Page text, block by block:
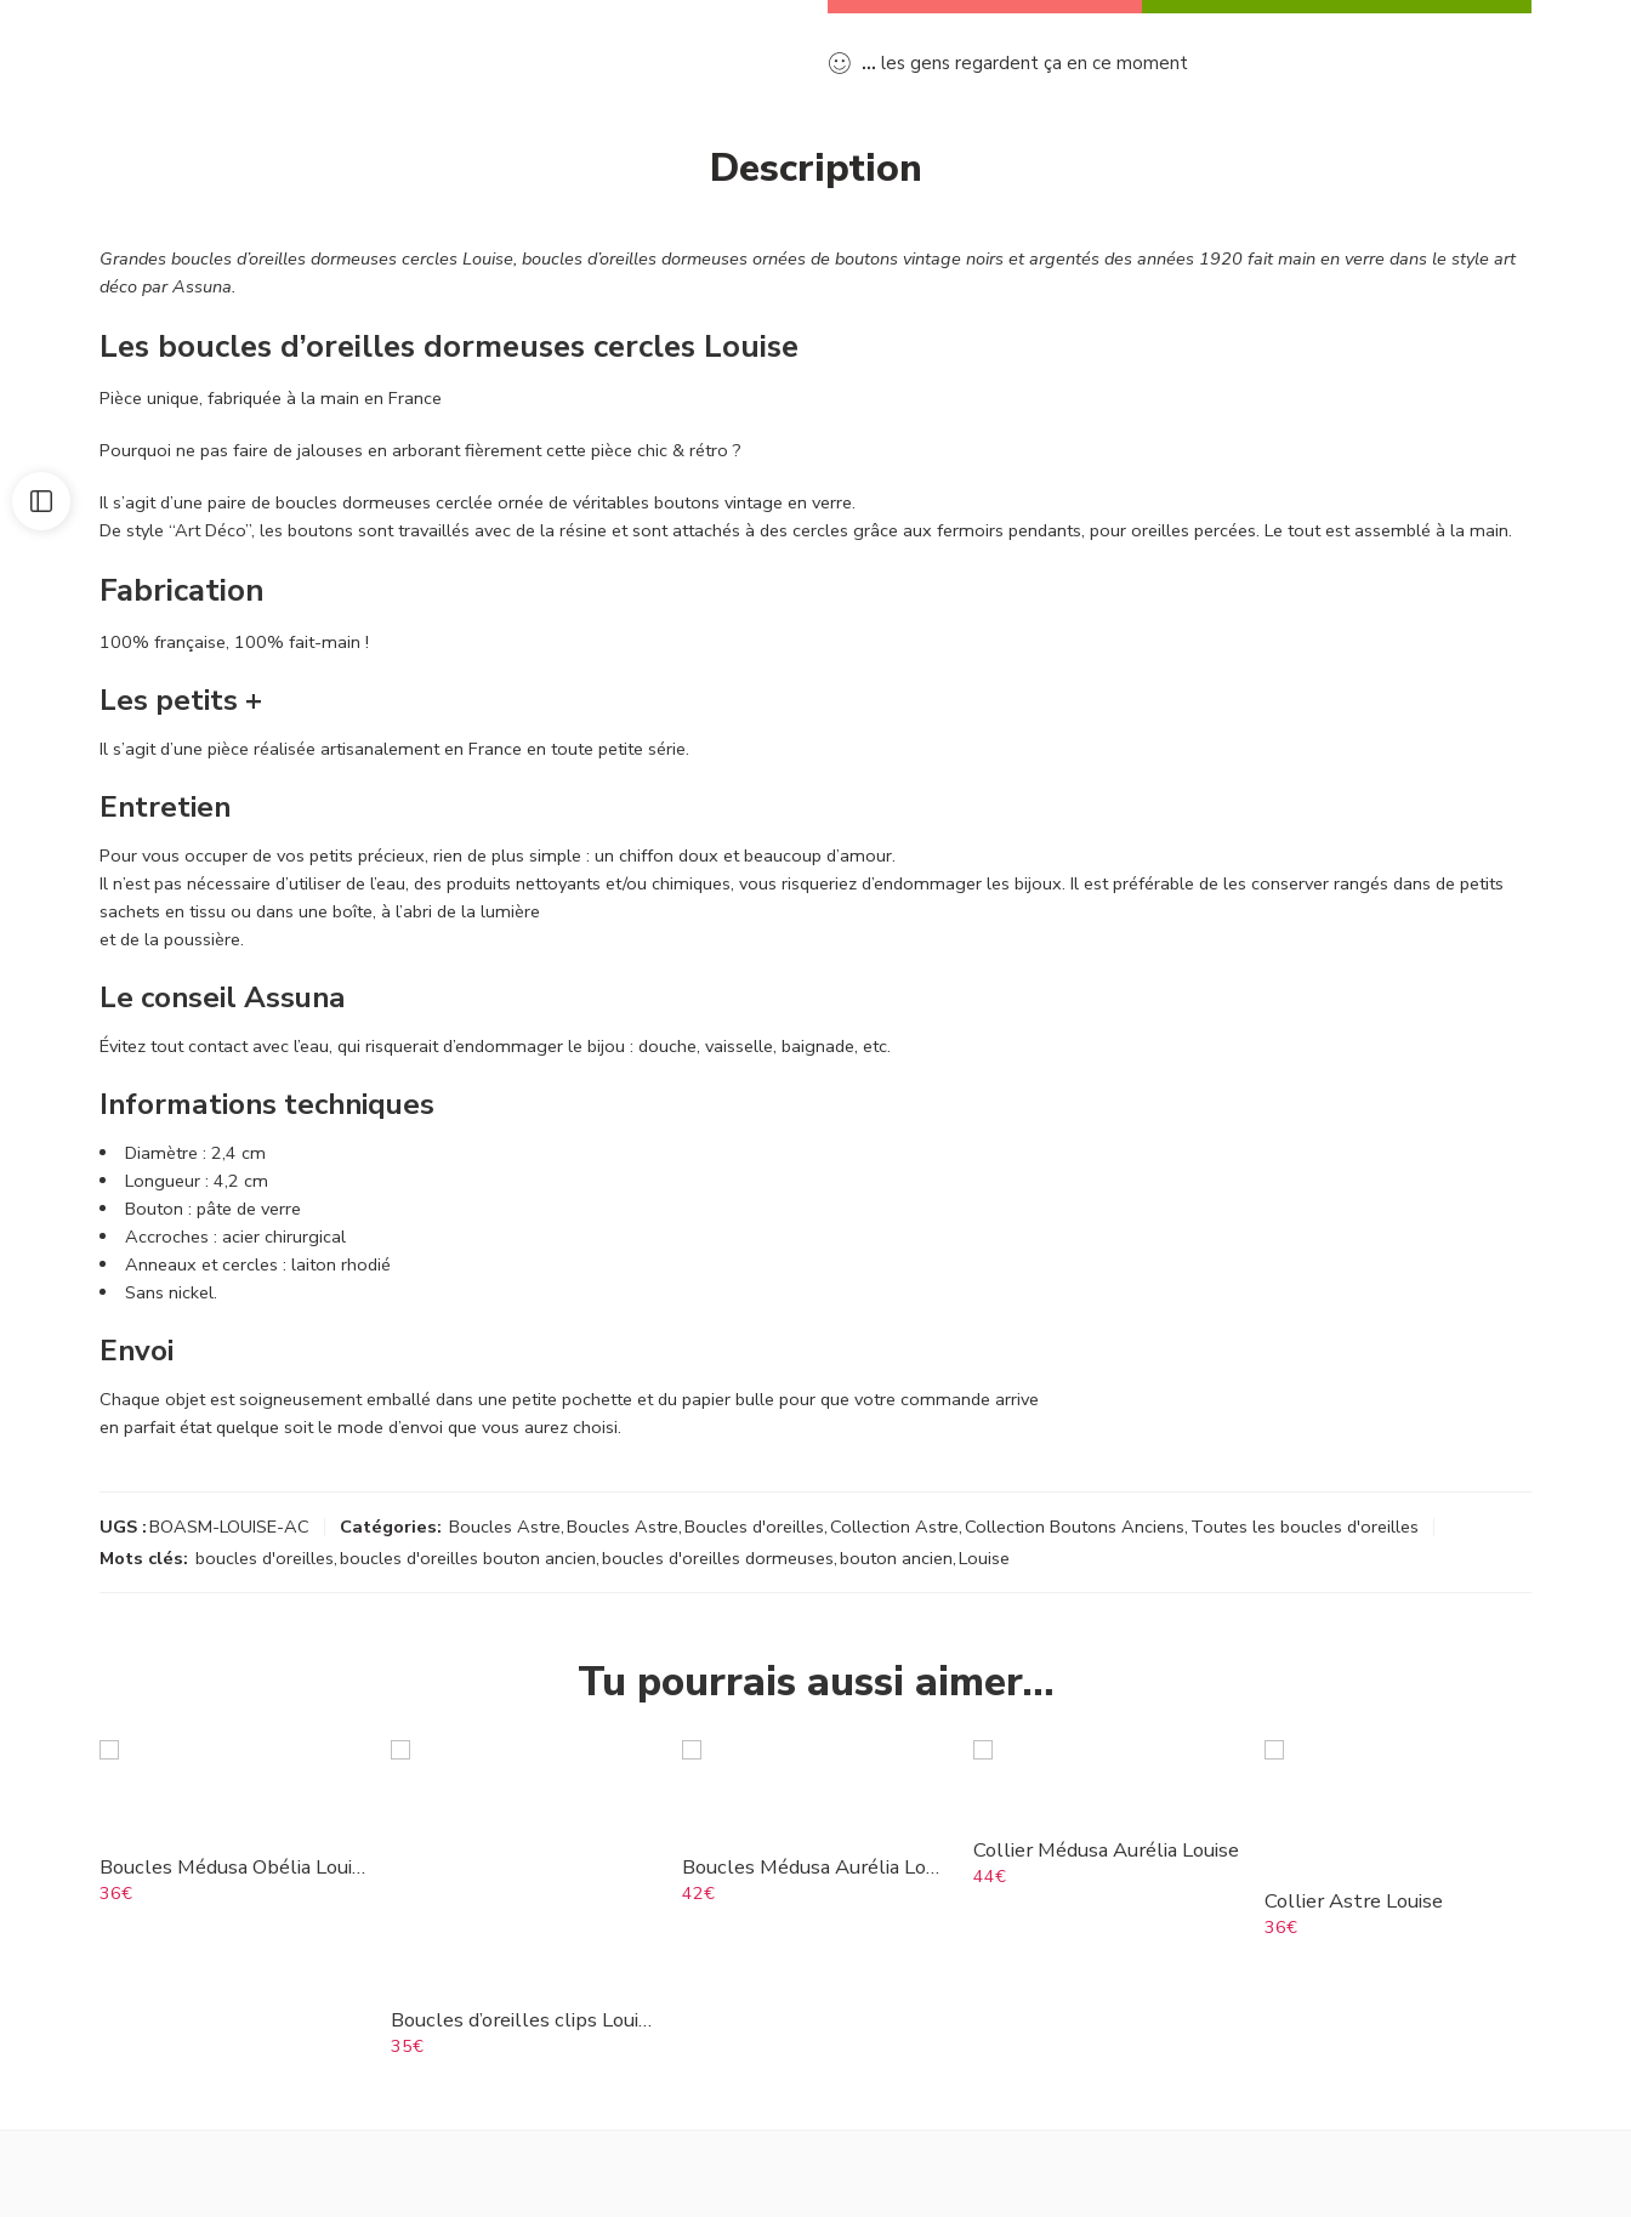
... les gens regardent ça en ce moment
Description
Grandes boucles d’oreilles dormeuses cercles Louise, boucles d’oreilles dormeuses ornées de boutons vintage noirs et argentés des années 1920 fait main en verre dans le style art
déco par Assuna.
Les boucles d’oreilles dormeuses cercles Louise
Pièce unique, fabriquée à la main en France
Pourquoi ne pas faire de jalouses en arborant fièrement cette pièce chic & rétro ?
Il s’agit d’une paire de boucles dormeuses cerclée ornée de véritables boutons vintage en verre.
De style “Art Déco”, les boutons sont travaillés avec de la résine et sont attachés à des cercles grâce aux fermoirs pendants, pour oreilles percées. Le tout est assemblé à la main.
Fabrication
100% française, 100% fait-main !
Les petits +
Il s’agit d’une pièce réalisée artisanalement en France en toute petite série.
Entretien
Pour vous occuper de vos petits précieux, rien de plus simple : un chiffon doux et beaucoup d’amour.
Il n’est pas nécessaire d’utiliser de l’eau, des produits nettoyants et/ou chimiques, vous risqueriez d’endommager les bijoux. Il est préférable de les conserver rangés dans de petits
sachets en tissu ou dans une boîte, à l’abri de la lumière
et de la poussière.
Le conseil Assuna
Évitez tout contact avec l’eau, qui risquerait d’endommager le bijou : douche, vaisselle, baignade, etc.
Informations techniques
Diamètre : 2,4 cm
Longueur : 4,2 cm
Bouton : pâte de verre
Accroches : acier chirurgical
Anneaux et cercles : laiton rhodié
Sans nickel.
Envoi
Chaque objet est soigneusement emballé dans une petite pochette et du papier bulle pour que votre commande arrive
en parfait état quelque soit le mode d’envoi que vous aurez choisi.
UGS :BOASM-LOUISE-AC Catégories: Boucles Astre,Boucles Astre,Boucles d'oreilles,Collection Astre,Collection Boutons Anciens, Toutes les boucles d'oreilles
Mots clés: boucles d'oreilles,boucles d'oreilles bouton ancien,boucles d'oreilles dormeuses,bouton ancien,Louise
Tu pourrais aussi aimer…
Boucles Médusa Obélia Louise
36€
Boucles d’oreilles clips Louise
35€
Boucles Médusa Aurélia Louise
42€
Collier Médusa Aurélia Louise
44€
Collier Astre Louise
36€